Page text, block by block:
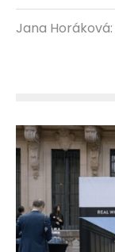
Jana Horáková: